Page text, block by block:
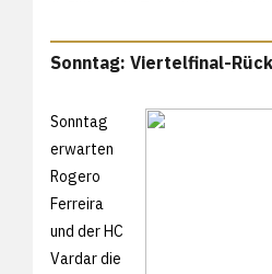
Sonntag: Viertelfinal-
Sonntag
erwarten
Rogero
Ferreira
und der HC
Vardar die